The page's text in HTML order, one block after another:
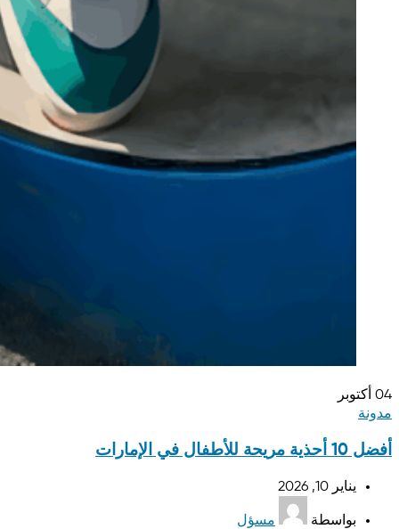
04 أكتوبر
مدونة
أفضل 10 أحذية مريحة للأطفال في الإمارات
يناير 10, 2026
بواسطة مسؤل